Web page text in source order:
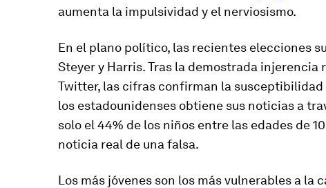
aumenta la impulsividad y el nerviosismo.
En el plano político, las recientes elecciones
Steyer y Harris. Tras la demostrada injerencia
Twitter, las cifras confirman la susceptibilidad
los estadounidenses obtiene sus noticias a
solo el 44% de los niños entre las edades de
noticia real de una falsa.
Los más jóvenes son los más vulnerables a la